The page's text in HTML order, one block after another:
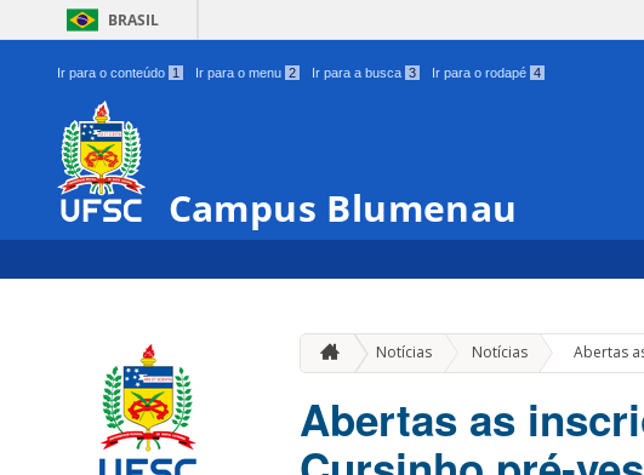
BRASIL
Ir para o conteúdo 1 Ir para o menu 2 Ir para a busca 3 Ir para o rodapé 4
Campus Blumenau
Notícias Notícias » Abertas
Abertas as